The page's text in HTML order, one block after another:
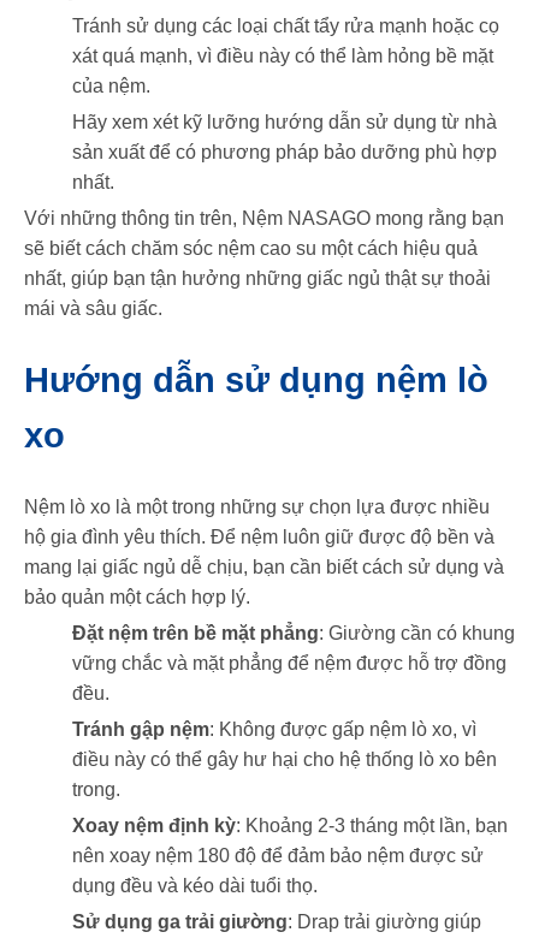
Tránh sử dụng các loại chất tẩy rửa mạnh hoặc cọ
xát quá mạnh, vì điều này có thể làm hỏng bề mặt
của nệm.
Hãy xem xét kỹ lưỡng hướng dẫn sử dụng từ nhà
sản xuất để có phương pháp bảo dưỡng phù hợp
nhất.
Với những thông tin trên, Nệm NASAGO mong rằng bạn
sẽ biết cách chăm sóc nệm cao su một cách hiệu quả
nhất, giúp bạn tận hưởng những giấc ngủ thật sự thoải
mái và sâu giấc.
Hướng dẫn sử dụng nệm lò
xo
Nệm lò xo là một trong những sự chọn lựa được nhiều
hộ gia đình yêu thích. Để nệm luôn giữ được độ bền và
mang lại giấc ngủ dễ chịu, bạn cần biết cách sử dụng và
bảo quản một cách hợp lý.
Đặt nệm trên bề mặt phẳng: Giường cần có khung
vững chắc và mặt phẳng để nệm được hỗ trợ đồng
đều.
Tránh gập nệm: Không được gấp nệm lò xo, vì
điều này có thể gây hư hại cho hệ thống lò xo bên
trong.
Xoay nệm định kỳ: Khoảng 2-3 tháng một lần, bạn
nên xoay nệm 180 độ để đảm bảo nệm được sử
dụng đều và kéo dài tuổi thọ.
Sử dụng ga trải giường: Drap trải giường giúp